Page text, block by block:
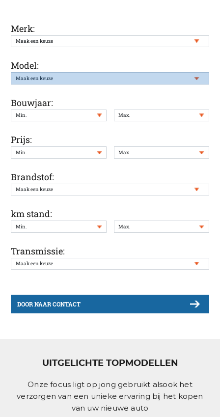
Merk:
Model:
Bouwjaar:
Prijs:
Brandstof:
km stand:
Transmissie:
DOOR NAAR CONTACT
UITGELICHTE TOPMODELLEN
Onze focus ligt op jong gebruikt alsook het
verzorgen van een unieke ervaring bij het kopen
van uw nieuwe auto